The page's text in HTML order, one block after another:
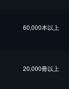
60,000本以上
20,000冊以上